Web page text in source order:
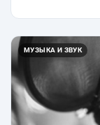
МУЗЫКА И ЗВУК